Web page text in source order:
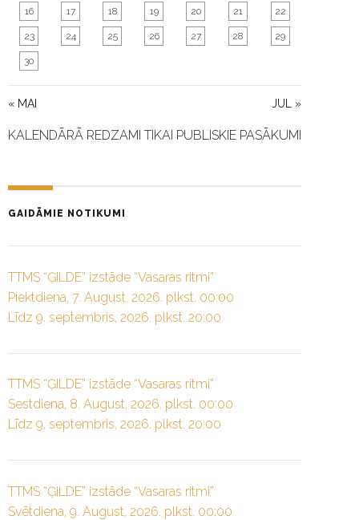
« MAI JUL »
16 17 18 19 20 21 22
23 24 25 26 27 28 29
30
KALENDĀRĀ REDZAMI TIKAI PUBLISKIE PASĀKUMI
GAIDĀMIE NOTIKUMI
TTMS “ĢILDE” izstāde “Vasaras ritmi”
Piektdiena, 7. August, 2026. plkst. 00:00
Līdz 9. septembris, 2026. plkst. 20:00
TTMS “ĢILDE” izstāde “Vasaras ritmi”
Sestdiena, 8. August, 2026. plkst. 00:00
Līdz 9. septembris, 2026. plkst. 20:00
TTMS “ĢILDE” izstāde “Vasaras ritmi”
Svētdiena, 9. August, 2026. plkst. 00:00